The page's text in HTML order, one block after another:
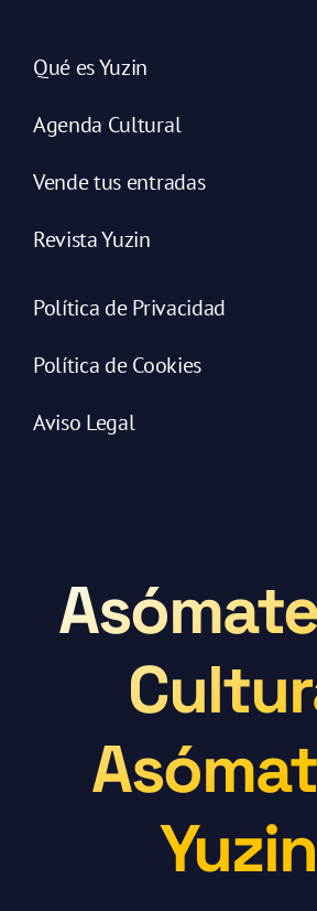
Qué es Yuzin
Agenda Cultural
Vende tus entradas
Revista Yuzin
Política de Privacidad
Política de Cookies
Aviso Legal